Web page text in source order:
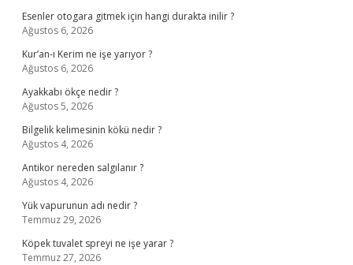
Esenler otogara gitmek için hangi durakta inilir ?
Ağustos 6, 2026
Kur’an-ı Kerim ne işe yarıyor ?
Ağustos 6, 2026
Ayakkabı ökçe nedir ?
Ağustos 5, 2026
Bilgelik kelimesinin kökü nedir ?
Ağustos 4, 2026
Antikor nereden salgılanır ?
Ağustos 4, 2026
Yük vapurunun adı nedir ?
Temmuz 29, 2026
Köpek tuvalet spreyi ne işe yarar ?
Temmuz 27, 2026